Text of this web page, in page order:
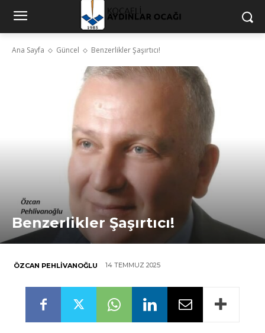
Ana Sayfa Güncel Benzerlikler Şaşırtıcı!
Benzerlikler Şaşırtıcı!
ÖZCAN PEHLIVANOĞLU 14 TEMMUZ 2025